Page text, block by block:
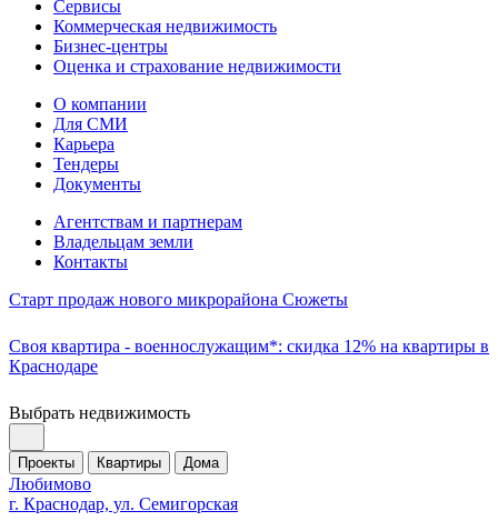
Сервисы
Коммерческая недвижимость
Бизнес-центры
Оценка и страхование недвижимости
О компании
Для СМИ
Карьера
Тендеры
Документы
Агентствам и партнерам
Владельцам земли
Контакты
Старт продаж нового микрорайона Сюжеты
Своя квартира - военнослужащим*: скидка 12% на квартиры в
Краснодаре
Выбрать недвижимость
Проекты Квартиры Дома
Любимово
г. Краснодар, ул. Семигорская